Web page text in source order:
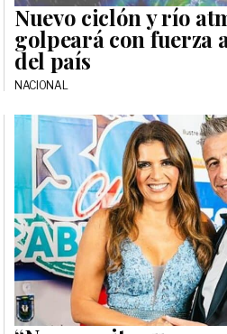
Nuevo ciclón y río
golpeará con fuerza
del país
NACIONAL